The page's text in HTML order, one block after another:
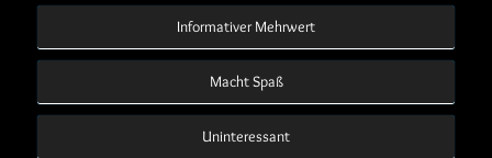
Informativer Mehrwert
Macht Spaß
Uninteressant